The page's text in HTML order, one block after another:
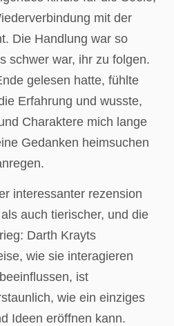
mit der
Die Handlung war so
schwer war, ihr zu folgen.
gelesen hatte, fühlte
Erfahrung und wusste,
Charaktere mich lange
Gedanken heimsuchen
interessanter rezension
auch tierischer, und die
Darth Krayts
wie sie interagieren
ist
wie ein einziges
Ideen eröffnen kann.